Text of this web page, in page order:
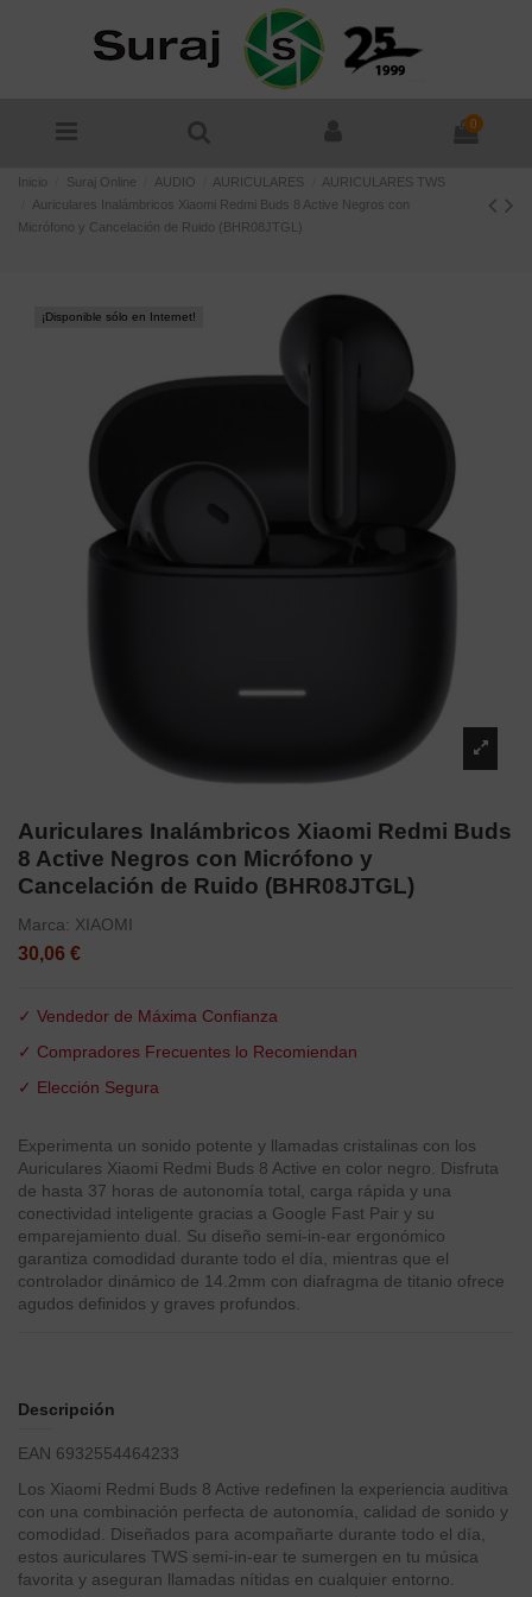
0
Inicio Suraj Online AUDIO AURICULARES
AURICULARES TWS
Auriculares Inalámbricos Xiaomi Redmi Buds 8 Active Negros con
Micrófono y Cancelación de Ruido (BHR08JTGL)
¡Disponible sólo en Internet!
Auriculares Inalámbricos Xiaomi Redmi Buds
8 Active Negros con Micrófono y
Cancelación de Ruido (BHR08JTGL)
Marca: XIAOMI
30,06 €
✓ Vendedor de Máxima Confianza
✓ Compradores Frecuentes lo Recomiendan
✓ Elección Segura
Experimenta un sonido potente y llamadas cristalinas con los
Auriculares Xiaomi Redmi Buds 8 Active en color negro. Disfruta
de hasta 37 horas de autonomía total, carga rápida y una
conectividad inteligente gracias a Google Fast Pair y su
emparejamiento dual. Su diseño semi-in-ear ergonómico
garantiza comodidad durante todo el día, mientras que el
controlador dinámico de 14.2mm con diafragma de titanio ofrece
agudos definidos y graves profundos.
Descripción
EAN 6932554464233
Los Xiaomi Redmi Buds 8 Active redefinen la experiencia auditiva
con una combinación perfecta de autonomía, calidad de sonido y
comodidad. Diseñados para acompañarte durante todo el día,
estos auriculares TWS semi-in-ear te sumergen en tu música
favorita y aseguran llamadas nítidas en cualquier entorno.